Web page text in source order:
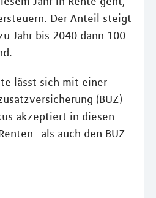
Der Anteil steigt
Jahr bis 2040 dann 100
lässt sich mit einer
(BUZ)
akzeptiert in diesen
als auch den BUZ-